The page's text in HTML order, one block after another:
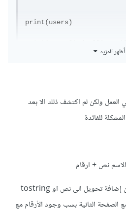
print(users)
أظهر المزيد
ولكن لم اكتشف ذلك الا بعد
للفائدة
نص + ارقام
لو عملت الكود بشكل أعلاه بدون إضافة تحويل الى نص او tostring
الثانية بسب وجود الأرقام مع